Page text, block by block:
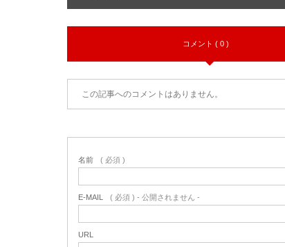
コメント ( 0 )
この記事へのコメントはありません。
名前 ( 必須 )
E-MAIL ( 必須 ) - 公開されません -
URL